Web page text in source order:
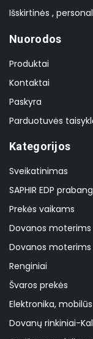
Išskirtinės ,
Nuorodos
Produktai
Kontaktai
Paskyra
Parduotuvės
Kategorijos
Sveikatinimas
SAPHIR EDP
Prekės vaikams
Dovanos moterims
Dovanos moterims
Renginiai
Švaros prekės
Elektronika,
Dovanų rinkiniai-